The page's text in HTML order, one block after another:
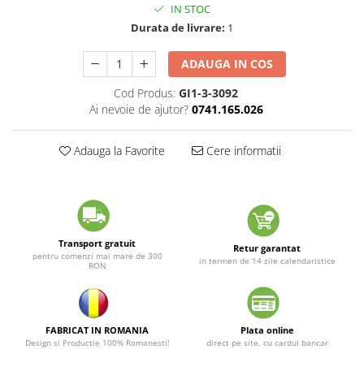
IN STOC
Durata de livrare: 1
ADAUGA IN COS
Cod Produs: GI1-3-3092
Ai nevoie de ajutor? 0741.165.026
Adauga la Favorite Cere informatii
Transport gratuit
pentru comenzi mai mare de 300
RON
Retur garantat
in termen de 14 zile calendaristice
FABRICAT IN ROMANIA
Design si Productie 100% Romanesti!
Plata online
direct pe site, cu cardul bancar